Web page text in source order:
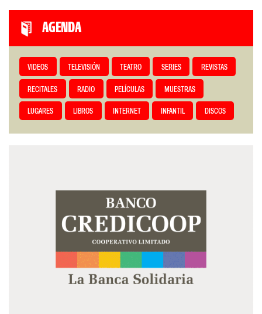
AGENDA
VIDEOS TELEVISIÓN TEATRO SERIES REVISTAS
RECITALES RADIO PELÍCULAS MUESTRAS
LUGARES LIBROS INTERNET INFANTIL DISCOS